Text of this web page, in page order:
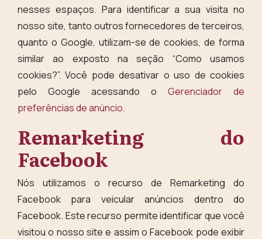
nesses espaços. Para identificar a sua visita no
nosso site, tanto outros fornecedores de terceiros,
quanto o Google, utilizam-se de cookies, de forma
similar ao exposto na seção “Como usamos
cookies?”. Você pode desativar o uso de cookies
pelo Google acessando o Gerenciador de
preferências de anúncio.
Remarketing do
Facebook
Nós utilizamos o recurso de Remarketing do
Facebook para veicular anúncios dentro do
Facebook. Este recurso permite identificar que você
visitou o nosso site e assim o Facebook pode exibir